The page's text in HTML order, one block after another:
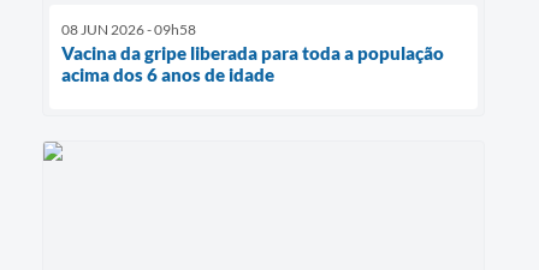
08 JUN 2026 - 09h58
Vacina da gripe liberada para toda a população
acima dos 6 anos de idade